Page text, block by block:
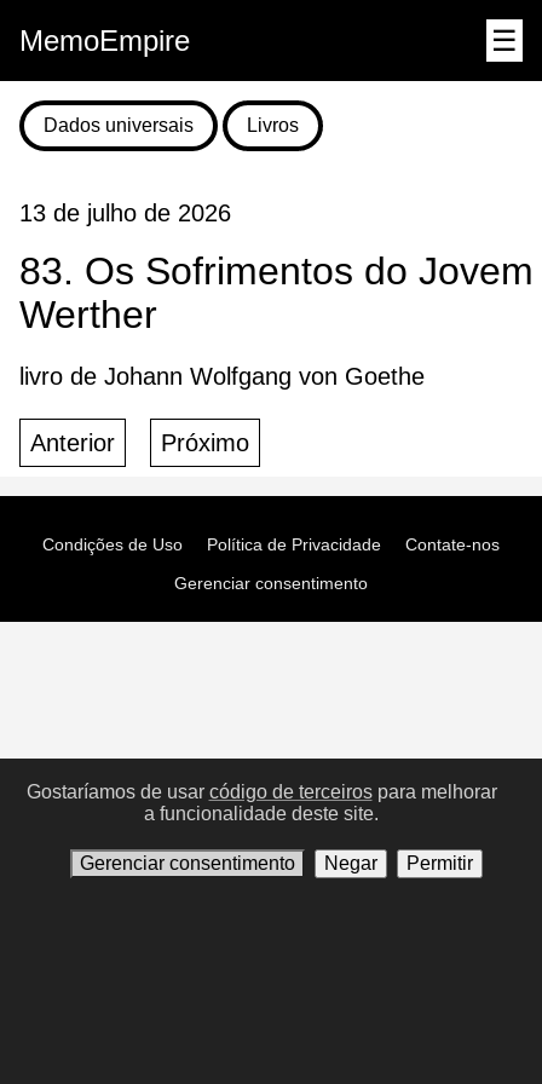
MemoEmpire ☰
Dados universais Livros
13 de julho de 2026
83. Os Sofrimentos do Jovem
Werther
livro de Johann Wolfgang von Goethe
Anterior Próximo
Condições de Uso Política de Privacidade
Contate-nos
Gerenciar consentimento
Gostaríamos de usar código de terceirospara melhorar
a funcionalidade deste site.
Gerenciar consentimento Negar Permitir